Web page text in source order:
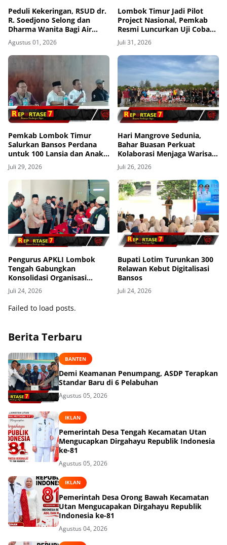
Peduli Kekeringan, RSUD dr.
R. Soedjono Selong dan
Dharma Wanita Bagi Air
Bersih di Sekaroh
Agustus 01, 2026
Lombok Timur Jadi Pilot
Project Nasional, Pemkab
Resmi Luncurkan Uji Coba
Transfomasi Digitalisasi
Bansos Lewat Portal
Perlinsos
Juli 31, 2026
Pemkab Lombok Timur
Salurkan Bansos Perdana
untuk 100 Lansia dan Anak
Yatim di Kecamatan Sikur
Juli 29, 2026
Hari Mangrove Sedunia,
Bahar Buasan Perkuat
Kolaborasi Menjaga Warisan
Mangrove Bangka Belitung
Juli 26, 2026
Pengurus APKLI Lombok
Tengah Gabungkan
Konsolidasi Organisasi
dengan Berbagi Kasih ke
Anak Yatim
Juli 24, 2026
Bupati Lotim Turunkan 300
Relawan Kebut Digitalisasi
Bansos
Juli 24, 2026
Failed to load posts.
Berita Terbaru
BANTEN
Demi Keamanan Penumpang, ASDP Terapkan
Standar Baru di 6 Pelabuhan
Agustus 05, 2026
IKLAN
Pemerintah Desa Tengah Kecamatan Utan
Mengucapkan Dirgahayu Republik Indonesia
ke-81
Agustus 05, 2026
IKLAN
Pemerintah Desa Orong Bawah Kecamatan
Utan Mengucapakan Dirgahayu Republik
Indonesia ke-81
Agustus 04, 2026